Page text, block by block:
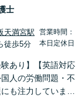
士
天満宮駅
徒歩5分
営業時間：
本日定休日
験あり】【英語対応
人の労働問題・不
も注力していま